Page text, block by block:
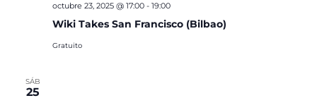
Wiki Takes San Francisco (Bilbao)
octubre 23, 2025 @ 17:00- 19:00
Gratuito
SÁB
25